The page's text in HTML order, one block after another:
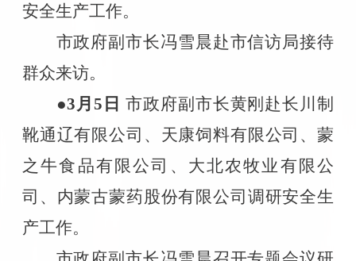
安全生产工作。
市政府副市长冯雪晨赴市信访局接待
群众来访。
●3 月 5 日市政府副市长黄刚赴长川制
靴通辽有限公司、天康饲料有限公司、蒙
之牛食品有限公司、大北农牧业有限公
司、内蒙古蒙药股份有限公司调研安全生
产工作。